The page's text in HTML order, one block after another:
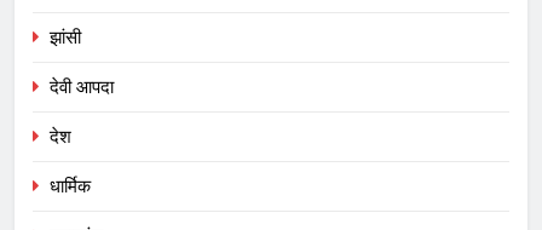
झांसी
देवी आपदा
देश
धार्मिक